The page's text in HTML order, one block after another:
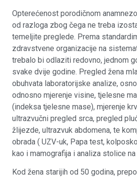
Opterećenost porodičnom
od razloga zbog čega ne treba
temeljite preglede. Prema
zdravstvene organizacije na
trebalo bi odlaziti redovno, jednom
svake dvije godine. Pregled žena
obuhvata laboratorijske analize,
odnosno mjerenje visine, tjelesne
(indeksa tjelesne mase), mjerenje
ultrazvučni pregled srca, pregled
žlijezde, ultrazvuk abdomena, te
obrada ( UZV-uk, Papa test,
kao i mamografija i analiza stolice
Kod žena starijih od 50 godina,